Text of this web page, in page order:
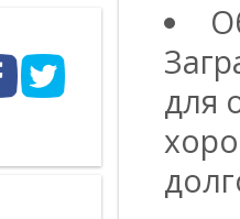
для